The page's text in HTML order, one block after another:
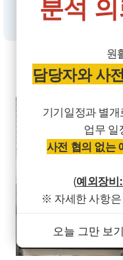
예약
정상직접사용분석의
입금 시 유
1. 입금시 계좌
-청구서 상단의 입
계좌번호로 입금(
-오입금 시 예외없
2. 입금시 적요에
요청!
예)세종대산단 홍
(같은 금액의 입금
3. 계산서 정보
오늘 그만 보기
방학기간
운영시간
- 운영시
- 의뢰분
(12시-
오늘 그만 보기
분석
원
담당자와 사
기기일정과 별
업무 일
사전 협의 없는
(예외장비
※ 자세한 사항은
오늘 그만 보기